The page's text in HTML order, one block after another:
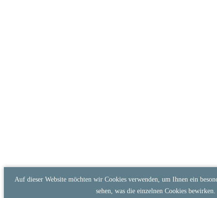
Auf dieser Website möchten wir Cookies verwenden, um Ihnen ein
sehen, was die einzelnen Cookies